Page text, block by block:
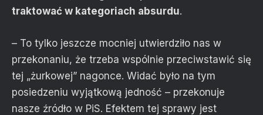
traktować w kategoriach absurdu.
– To tylko jeszcze mocniej utwierdziło nas w
przekonaniu, że trzeba wspólnie przeciwstawić się
tej „żurkowej” nagonce. Widać było na tym
posiedzeniu wyjątkową jedność – przekonuje
nasze źródło w PiS. Efektem tej sprawy jest